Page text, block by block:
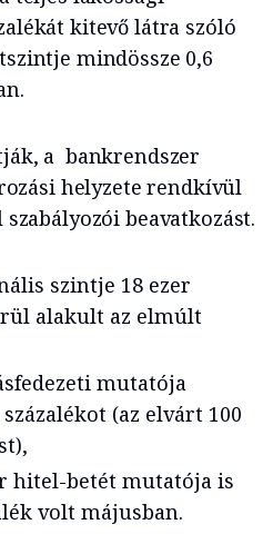
kitevő látra szóló
mindössze 0,6
a bankrendszer
helyzete rendkívül
beavatkozást.
szintje 18 ezer
alakult az elmúlt
mutatója
(az elvárt 100
hitel-betét mutatója is
volt májusban.